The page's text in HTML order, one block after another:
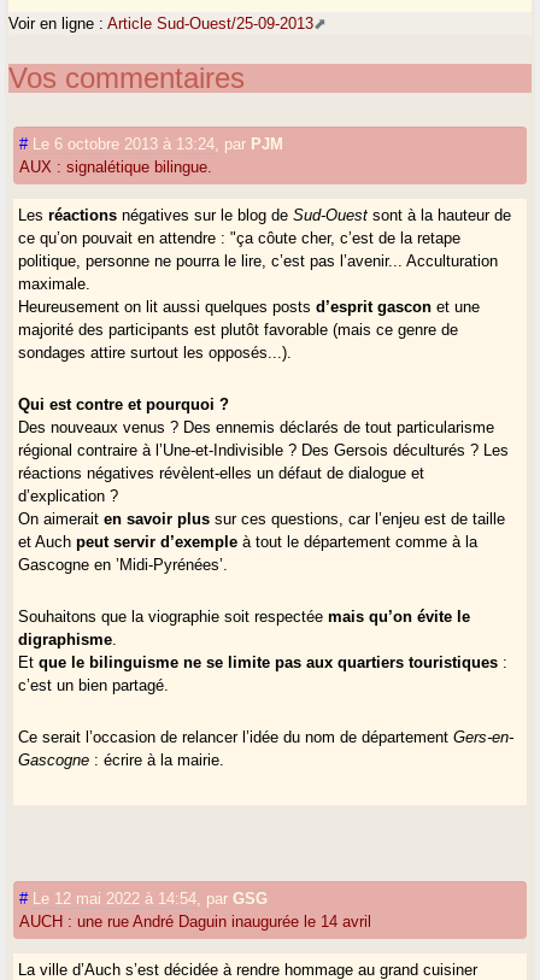
Voir en ligne :Article Sud-Ouest/25-09-2013
Vos commentaires
# Le 6 octobre 2013 à 13:24 par PJM
AUX : signalétique bilingue.
Lesréactions négatives sur le blog deSud-Ouest sont à la hauteur de
ce qu’on pouvait en attendre : "ça côute cher, c’est de la retape
politique, personne ne pourra le lire, c’est pas l’avenir... Acculturation
maximale.
Heureusement on lit aussi quelques postsd’esprit gascon et une
majorité des participants est plutôt favorable (mais ce genre de
sondages attire surtout les opposés...).
Qui est contre et pourquoi ?
Des nouveaux venus ? Des ennemis déclarés de tout particularisme
régional contraire à l’Une-et-Indivisible ? Des Gersois déculturés ? Les
réactions négatives révèlent-elles un défaut de dialogue et
d’explication ?
On aimeraiten savoir plus sur ces questions, car l’enjeu est de taille
et Auchpeut servir d’exemple à tout le département comme à la
Gascogne en ’Midi-Pyrénées’.
Souhaitons que la viographie soit respectéemais qu’on évite le
digraphisme
Etque le bilinguisme ne se limite pas aux quartiers touristiques :
c’est un bien partagé.
Ce serait l’occasion de relancer l’idée du nom de départementGers-en-
Gascogne : écrire à la mairie.
# Le 12 mai 2022 à 14:54 parGSG
AUCH : une rue André Daguin inaugurée le 14 avril
La ville d’Auch s’est décidée à rendre hommage au grand cuisiner